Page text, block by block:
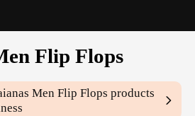
Flip Flops
Men Flip Flops products